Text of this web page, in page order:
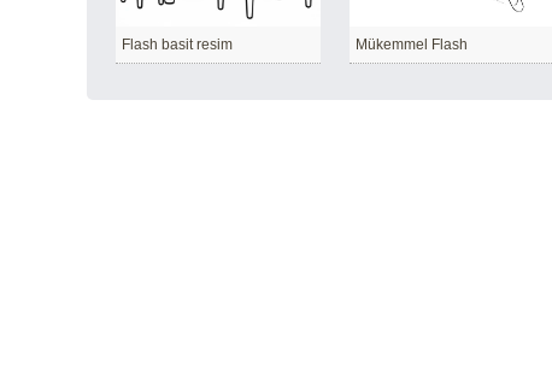
Flash basit resim Mükemmel Flash